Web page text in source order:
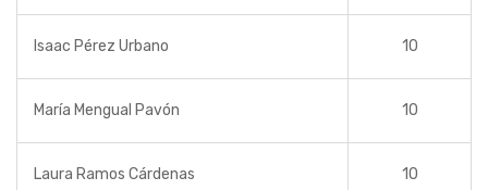
Isaac Pérez Urbano 10
María Mengual Pavón 10
Laura Ramos Cárdenas 10